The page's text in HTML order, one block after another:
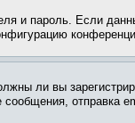
и пароль. Если
ли вы
отправка